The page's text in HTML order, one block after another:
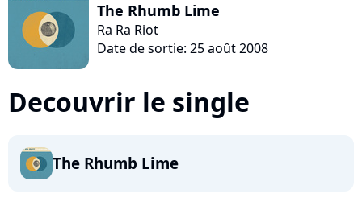
The Rhumb Lime
Ra Ra Riot
Date de sortie: 25 août 2008
Decouvrir le single
The Rhumb Lime